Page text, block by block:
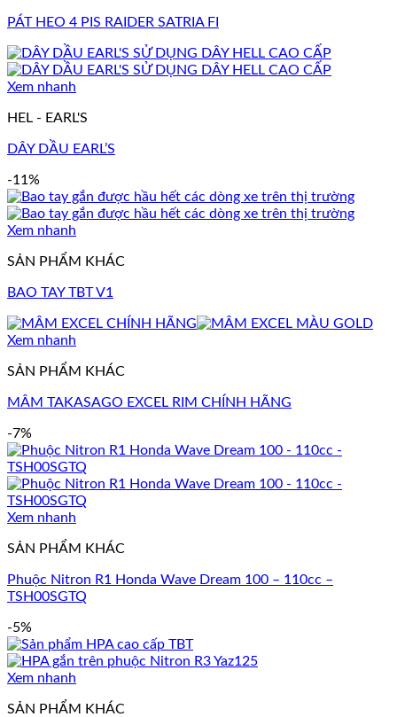
PÁT HEO 4 PIS RAIDER SATRIA FI
Xem nhanh
HEL - EARL'S
DÂY DẦU EARL’S
-11%
Xem nhanh
SẢN PHẨM KHÁC
BAO TAY TBT V1
Xem nhanh
SẢN PHẨM KHÁC
MÂM TAKASAGO EXCEL RIM CHÍNH HÃNG
-7%
Xem nhanh
SẢN PHẨM KHÁC
Phuộc Nitron R1 Honda Wave Dream 100 – 110cc –
TSH00SGTQ
-5%
Xem nhanh
SẢN PHẨM KHÁC